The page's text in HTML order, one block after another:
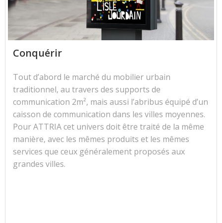
Conquérir
Tout d’abord le marché du mobilier urbain
traditionnel, au travers des supports de
communication 2m², mais aussi l’abribus équipé d’un
caisson de communication dans les villes moyennes.
Pour ATTRIA cet univers doit être traité de la même
manière, avec les mêmes produits et les mêmes
services que ceux généralement proposés aux
grandes villes.